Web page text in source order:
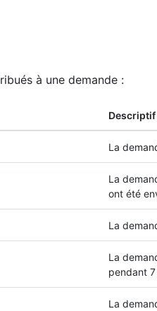
à une demande :
Descriptif
La
La
ont été
La
La
pendant 7
La